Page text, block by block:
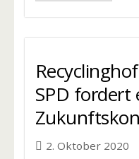
SPD fordert
2. Oktober 2020